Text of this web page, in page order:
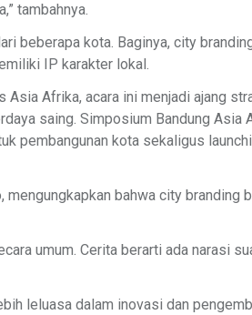
tambahnya.
beberapa kota. Baginya, city
IP karakter lokal.
Afrika, acara ini menjadi ajang
saing. Simposium Bandung
pembangunan kota sekaligus
bahwa city branding
umum. Cerita berarti ada narasi
leluasa dalam inovasi dan